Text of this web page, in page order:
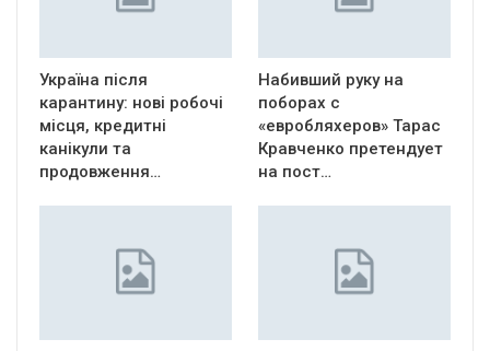
Україна після
карантину: нові робочі
місця, кредитні
канікули та
продовження…
Набивший руку на
поборах с
«евробляхеров» Тарас
Кравченко претендует
на пост…